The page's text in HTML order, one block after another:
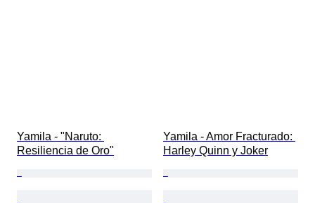
Yamila - "Naruto:
Resiliencia de Oro"
Yamila - Amor Fracturado:
Harley Quinn y Joker